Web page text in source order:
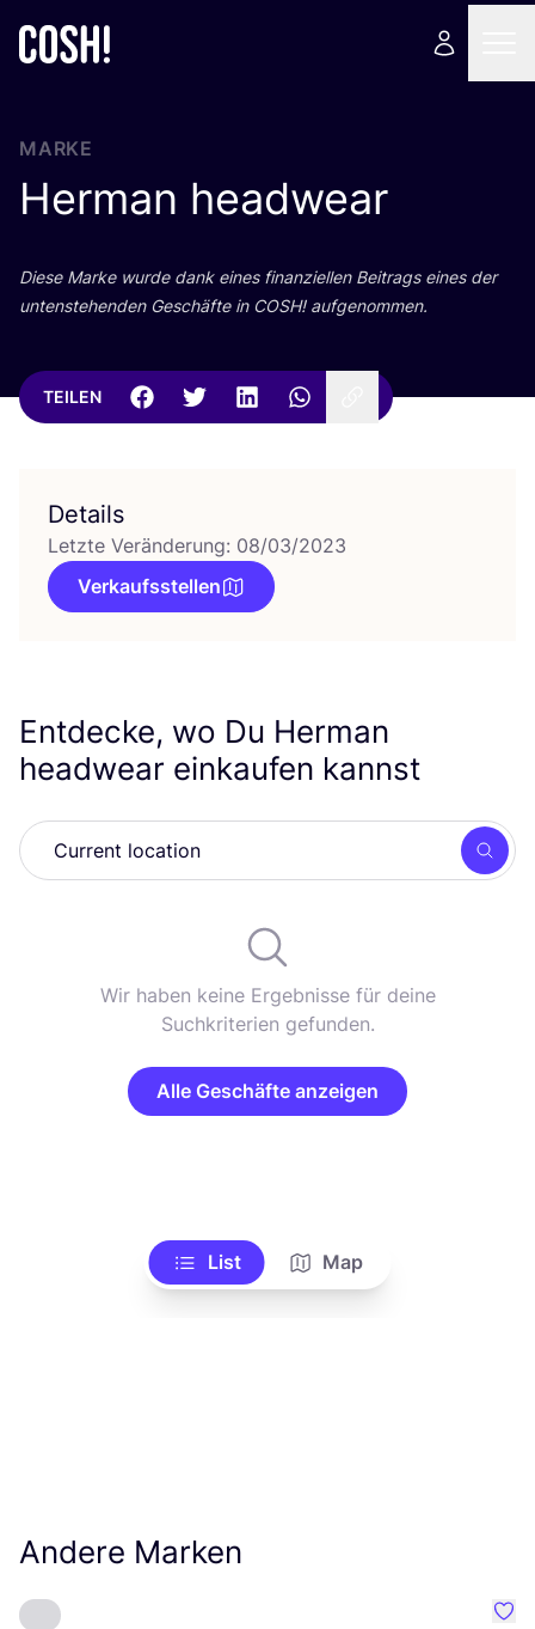
MARKE
Herman headwear
Die­se Mar­ke wur­de dank eines finan­zi­el­len Bei­trags eines der
unten­ste­hen­den Geschäf­te in COSH! aufgenommen.
TEILEN
Details
Letzte Veränderung: 08/03/2023
Verkaufsstellen
Entdecke, wo Du Herman
headwear einkaufen kannst
Wir haben keine Ergebnisse für deine
Suchkriterien gefunden.
Alle Geschäfte anzeigen
List Map
Andere Marken